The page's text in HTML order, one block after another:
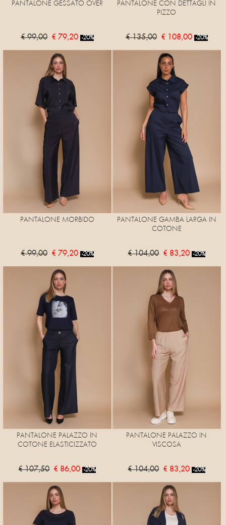
PANTALONE GESSATO OVER
€ 99,00 € 79,20 -20%
PANTALONE CON DETTAGLI IN
PIZZO
€ 135,00 € 108,00 -20%
PANTALONE MORBIDO
€ 99,00 € 79,20 -20%
PANTALONE GAMBA LARGA IN
COTONE
€ 104,00 € 83,20 -20%
PANTALONE PALAZZO IN
COTONE ELASTICIZZATO
€ 107,50 € 86,00 -20%
PANTALONE PALAZZO IN
VISCOSA
€ 104,00 € 83,20 -20%